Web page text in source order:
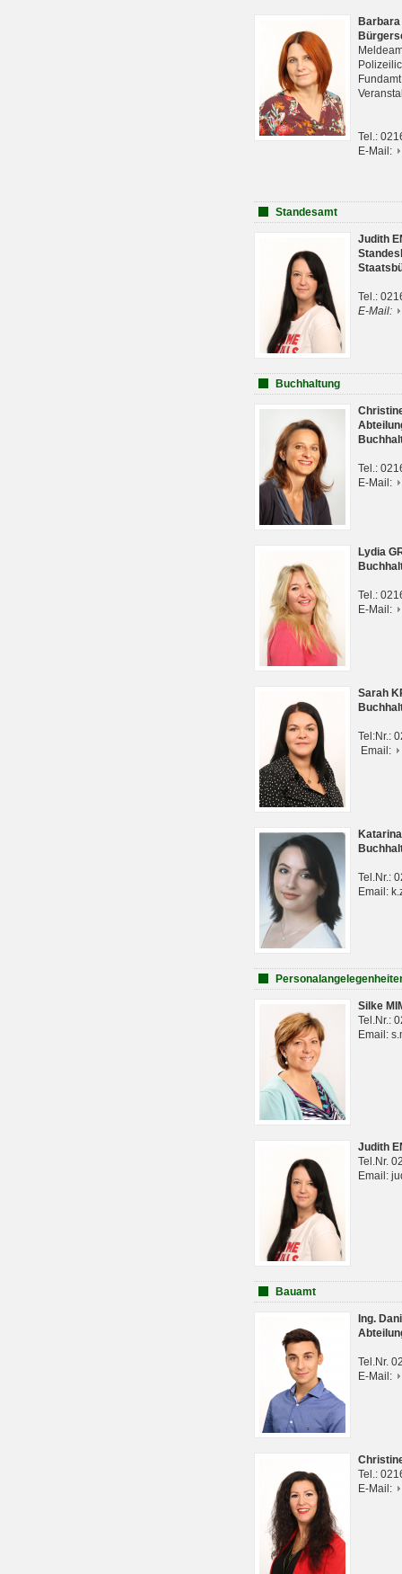
Tel.:
E-Mail:
Standesamt
Judith
Tel.:
E-Mail:
Buchhaltung
Tel.:
E-Mail:
Lydia
Tel.:
E-Mail:
Sarah
Tel:Nr.:
Email:
Tel.Nr.:
Email:
Silke
Tel.Nr.:
Email:
Judith
Tel.Nr.
Email:
Bauamt
Ing.
Tel.Nr.
E-Mail:
Tel.:
E-Mail: